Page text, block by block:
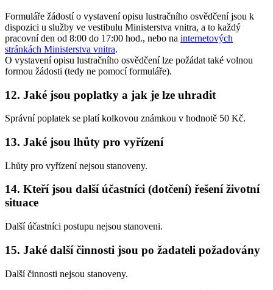
Formuláře žádostí o vystavení opisu lustračního osvědčení jsou k
dispozici u služby ve vestibulu Ministerstva vnitra, a to každý
pracovní den od 8:00 do 17:00 hod., nebo na internetových
stránkách Ministerstva vnitra.
O vystavení opisu lustračního osvědčení lze požádat také volnou
formou žádosti (tedy ne pomocí formuláře).
12. Jaké jsou poplatky a jak je lze uhradit
Správní poplatek se platí kolkovou známkou v hodnotě 50 Kč.
13. Jaké jsou lhůty pro vyřízení
Lhůty pro vyřízení nejsou stanoveny.
14. Kteří jsou další účastníci (dotčení) řešení životní
situace
Další účastníci postupu nejsou stanoveni.
15. Jaké další činnosti jsou po žadateli požadovány
Další činnosti nejsou stanoveny.